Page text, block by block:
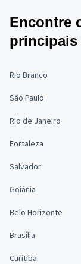
Encontre
principais
Rio Branco
São Paulo
Rio de Janeiro
Fortaleza
Salvador
Goiânia
Belo Horizonte
Brasília
Curitiba